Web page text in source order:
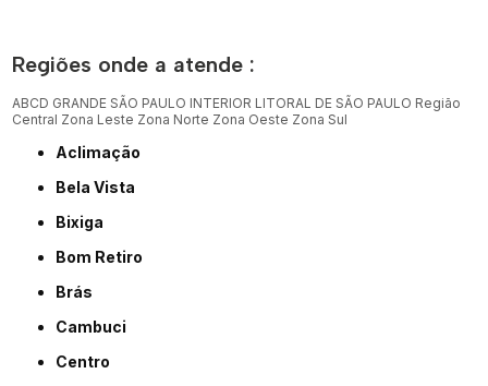
Regiões onde a atende :
ABCD GRANDE SÃO PAULO INTERIOR LITORAL DE SÃO PAULO Região
Central Zona Leste Zona Norte Zona Oeste Zona Sul
Aclimação
Bela Vista
Bixiga
Bom Retiro
Brás
Cambuci
Centro